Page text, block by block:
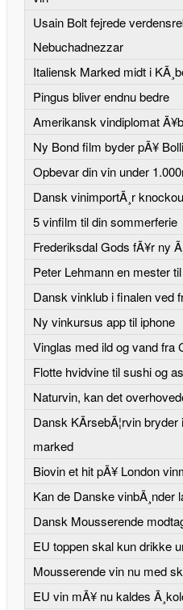
Usain Bolt fejrede
Nebuchadnezzar
Italiensk Marked midt i
Pingus bliver endnu bedre
Amerikansk vindiplomat
Ny Bond film byder pÃ¥
Opbevar din vin under
Dansk vinimportÃ¸r
5 vinfilm til din sommerferie
Frederiksdal Gods fÃ¥r ny
Peter Lehmann en mester
Dansk vinklub i finalen ved
Ny vinkursus app til iphone
Vinglas med ild og vand fra
Flotte hvidvine til sushi og
Naturvin, kan det
Dansk KÃ­rsebÃ¦rvin
marked
Biovin et hit pÃ¥ London
Kan de Danske vinbÃ¸nder
Dansk Mousserende
EU toppen skal kun drikke
Mousserende vin nu med
EU vin mÃ¥ nu kaldes